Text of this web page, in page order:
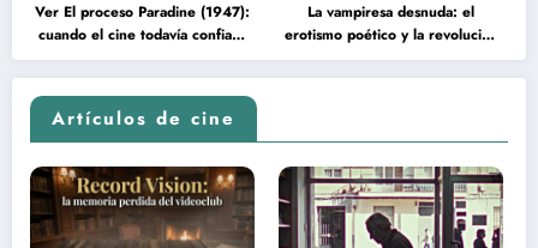
Ver El proceso Paradine (1947):
cuando el cine todavía confiaba
en la inteligencia del espectador
La vampiresa desnuda: el
erotismo poético y la revolución
psicodélica de Jean Rollin
Artículos de cine